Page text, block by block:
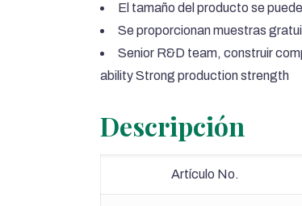
El tamaño del producto se
Se proporcionan muestras
Senior R&D team, construir
ability Strong production strength
Descripción
Artículo No.